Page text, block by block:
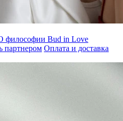
философии Bud in Love
партнером Оплата и доставка